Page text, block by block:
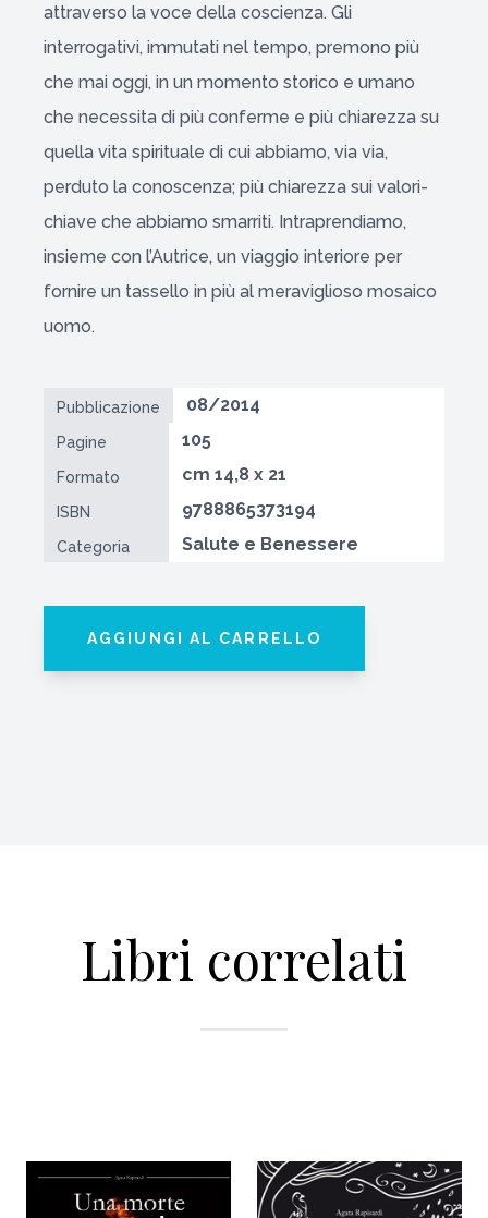
attraverso la voce della coscienza. Gli
interrogativi, immutati nel tempo, premono più
che mai oggi, in un momento storico e umano
che necessita di più conferme e più chiarezza su
quella vita spirituale di cui abbiamo, via via,
perduto la conoscenza; più chiarezza sui valori-
chiave che abbiamo smarriti. Intraprendiamo,
insieme con l’Autrice, un viaggio interiore per
fornire un tassello in più al meraviglioso mosaico
uomo.
Pubblicazione 08/2014
Pagine 105
Formato cm 14,8 x 21
ISBN 9788865373194
Categoria Salute e Benessere
AGGIUNGI AL CARRELLO
Libri correlati